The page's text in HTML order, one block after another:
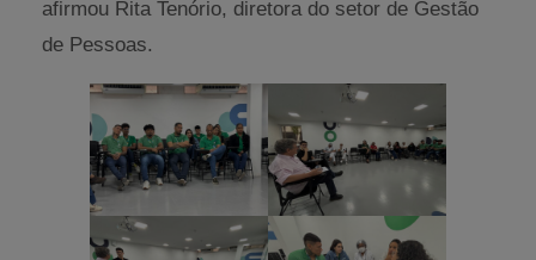
afirmou Rita Tenório, diretora do setor de Gestão
de Pessoas.